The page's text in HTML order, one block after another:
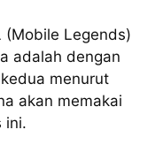
(Mobile Legends)
adalah dengan
menurut
akan memakai
ini.